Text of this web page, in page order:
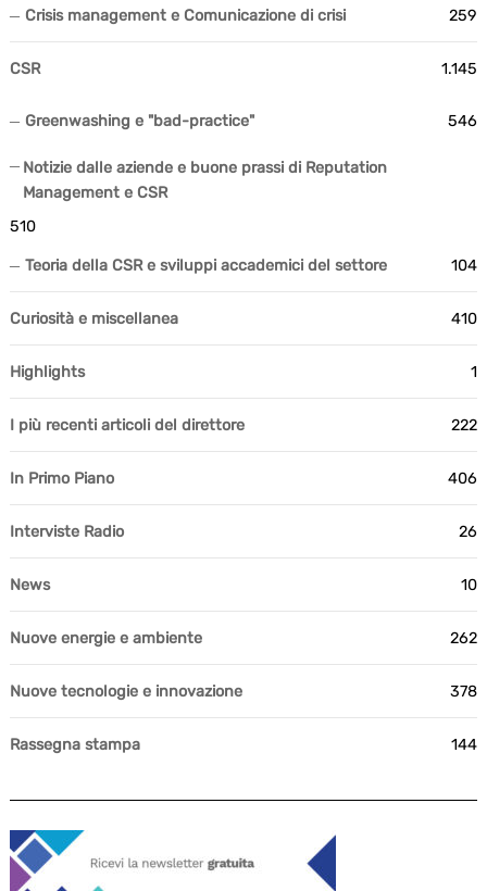
Crisis management e Comunicazione di crisi 259
CSR 1.145
Greenwashing e "bad-practice" 546
Notizie dalle aziende e buone prassi di Reputation
Management e CSR
510
Teoria della CSR e sviluppi accademici del settore 104
Curiosità e miscellanea 410
Highlights 1
I più recenti articoli del direttore 222
In Primo Piano 406
Interviste Radio 26
News 10
Nuove energie e ambiente 262
Nuove tecnologie e innovazione 378
Rassegna stampa 144